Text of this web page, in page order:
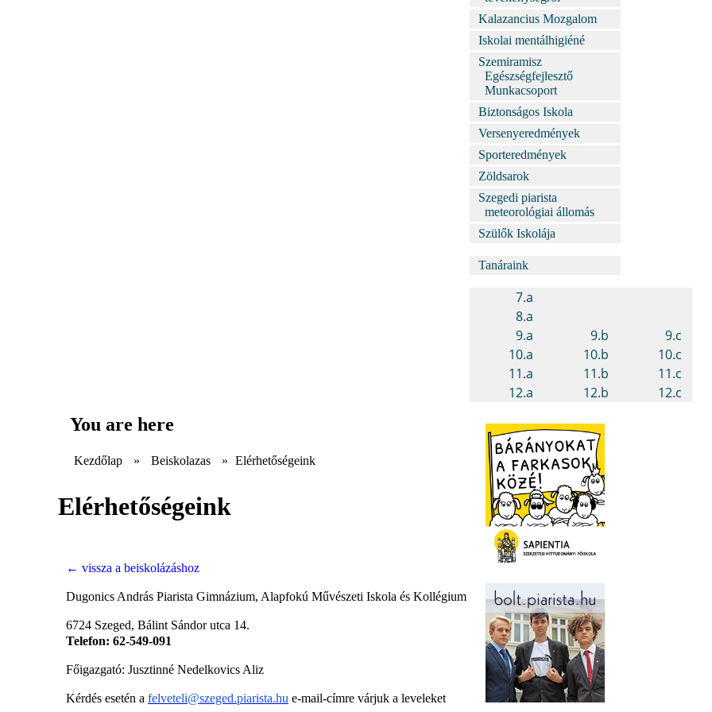
You are here
Kezdőlap » Beiskolazas » Elérhetőségeink
Elérhetőségeink
← vissza a beiskolázáshoz
Dugonics András Piarista Gimnázium, Alapfokú Művészeti Iskola és Kollégium
6724 Szeged, Bálint Sándor utca 14.
Telefon: 62-549-091
Főigazgató: Jusztinné Nedelkovics Aliz
Kérdés esetén a felveteli@szeged.piarista.hu e-mail-címre várjuk a leveleket
Kalazancius Mozgalom
Iskolai mentálhigiéné
Szemiramisz
Egészségfejlesztő
Munkacsoport
Biztonságos Iskola
Versenyeredmények
Sporteredmények
Zöldsarok
Szegedi piarista
meteorológiai állomás
Szülők Iskolája
Tanáraink